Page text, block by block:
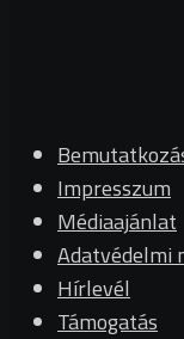
Impresszum
Médiaajánlat
Adatvédelmi
Hírlevél
Támogatás